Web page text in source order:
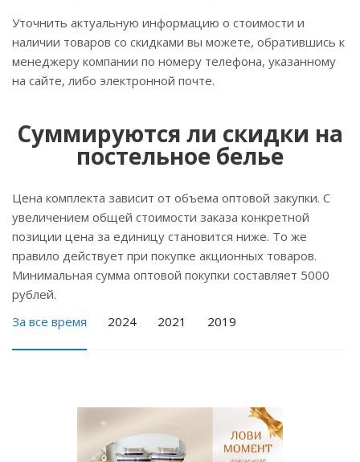
Уточнить актуальную информацию о стоимости и
наличии товаров со скидками вы можете, обратившись к
менеджеру компании по номеру телефона, указанному
на сайте, либо электронной почте.
Суммируются ли скидки на
постельное белье
Цена комплекта зависит от объема оптовой закупки. С
увеличением общей стоимости заказа конкретной
позиции цена за единицу становится ниже. То же
правило действует при покупке акционных товаров.
Минимальная сумма оптовой покупки составляет 5000
рублей.
За все время
2024 2021 2019